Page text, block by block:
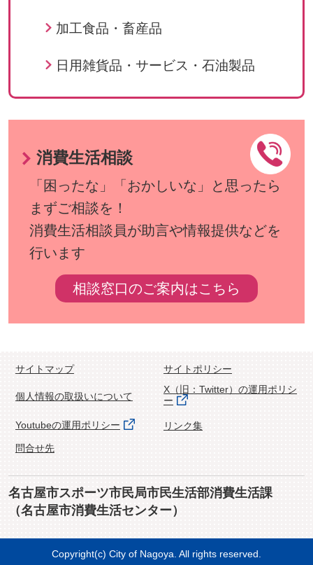
加工食品・畜産品
日用雑貨品・サービス・石油製品
消費生活相談
「困ったな」「おかしいな」と思ったら
まずご相談を！
消費生活相談員が助言や情報提供などを
行います
相談窓口のご案内はこちら
サイトマップ サイトポリシー
個人情報の取扱いについて
X（旧：Twitter）の運用ポリシ
ー
Youtubeの運用ポリシー
リンク集
問合せ先
名古屋市スポーツ市民局市民生活部消費生活課
（名古屋市消費生活センター）
Copyright(c) City of Nagoya. All rights reserved.